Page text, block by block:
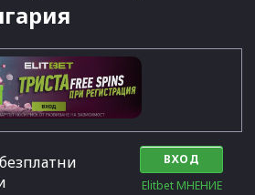
ВХОД
Elitbet МНЕНИЕ